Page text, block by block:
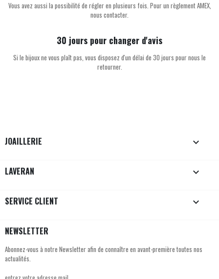
Vous avez aussi la possibilité de régler en plusieurs fois. Pour un règlement AMEX,
nous contacter.
30 jours pour changer d'avis
Si le bijoux ne vous plaît pas, vous disposez d'un délai de 30 jours pour nous le
retourner.
JOAILLERIE 
LAVERAN 
SERVICE CLIENT 
NEWSLETTER
Abonnez-vous à notre Newsletter afin de connaître en avant-première toutes nos
actualités.